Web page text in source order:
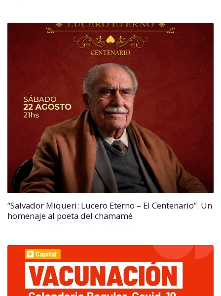
“Salvador Miqueri: Lucero Eterno – El Centenario”. Un
homenaje al poeta del chamamé